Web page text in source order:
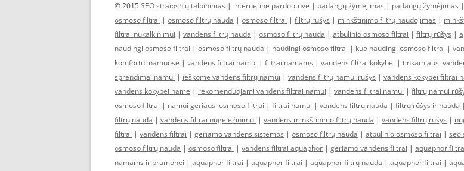
© 2015SEO straipsnių talpinimas | internetine parduotuve | padangų žymėjimas | padangų žymėjimas |
osmoso filtrai | osmoso filtrų nauda | osmoso filtrai | filtrų rūšys | minkštinimo filtrų naudojimas |
filtrai nukalkinimui | vandens filtrų nauda | osmoso filtrų nauda | atbulinio osmoso filtrai | filtrų rūšys |
naudingi osmoso filtrai | osmoso filtrų nauda | naudingi osmoso filtrai | kuo naudingi osmoso filtrai |
komfortui namuose | vandens filtrai namui | filtrai namams | vandens filtrai kokybei | tinkamiausi
sprendimai namui | ieškome vandens filtrų namui | vandens filtrų namui rūšys | vandens kokybei filtrai
vandens kokybei name | rekomenduojami vandens filtrai namui | vandens filtrai namui | filtrų namui
osmoso filtrai | namui geriausi osmoso filtrai | filtrai namui | vandens filtrų nauda | filtrų rūšys ir nauda |
filtrų nauda | vandens filtrai nugeležinimui | vandens minkštinimo filtrų nauda | vandens filtrų rūšys |
filtrai | vandens filtrai | geriamo vandens sistemos | osmoso filtrų nauda | atbulinio osmoso filtrai | seo
osmoso filtrų nauda | osmoso filtrai | vandens filtrai aquaphor | geriamo vandens filtrai | aquaphor
namams ir pramonei | aquaphor filtrai | aquaphor filtrai | aquaphor filtrų nauda | aquaphor filtrai |